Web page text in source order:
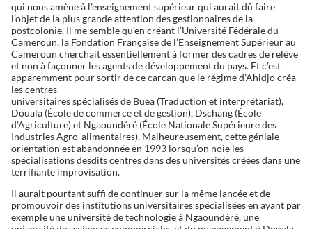
qui nous amène à l’enseignement supérieur qui aurait dû faire
l’objet de la plus grande attention des gestionnaires de la
postcolonie. Il me semble qu’en créant l’Université Fédérale du
Cameroun, la Fondation Française de l’Enseignement Supérieur au
Cameroun cherchait essentiellement à former des cadres de relève
et non à façonner les agents de développement du pays. Et c’est
apparemment pour sortir de ce carcan que le régime d’Ahidjo créa
les centres
universitaires spécialisés de Buea (Traduction et interprétariat),
Douala (École de commerce et de gestion), Dschang (École
d’Agriculture) et Ngaoundéré (École Nationale Supérieure des
Industries Agro-alimentaires). Malheureusement, cette géniale
orientation est abandonnée en 1993 lorsqu’on noie les
spécialisations desdits centres dans des universités créées dans une
terrifiante improvisation.
Il aurait pourtant suffi de continuer sur la même lancée et de
promouvoir des institutions universitaires spécialisées en ayant par
exemple une université de technologie à Ngaoundéré, une